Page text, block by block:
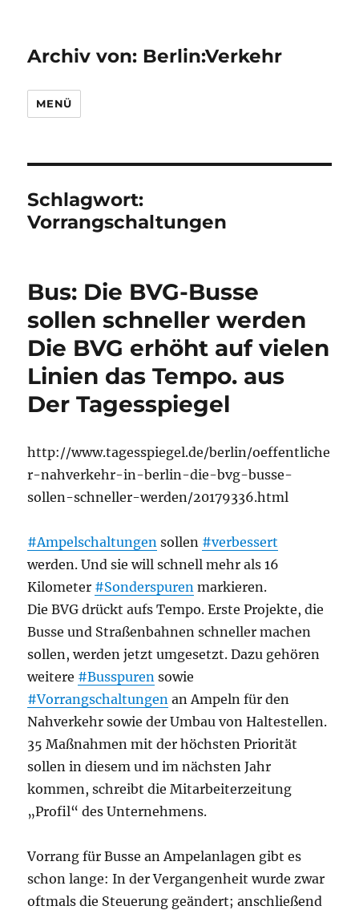
Archiv von: Berlin:Verkehr
MENÜ
Schlagwort:
Vorrangschaltungen
Bus: Die BVG-Busse
sollen schneller werden
Die BVG erhöht auf vielen
Linien das Tempo. aus
Der Tagesspiegel
http://www.tagesspiegel.de/berlin/oeffentliche
r-nahverkehr-in-berlin-die-bvg-busse-
sollen-schneller-werden/20179336.html
#Ampelschaltungen sollen #verbessert
werden. Und sie will schnell mehr als 16
Kilometer #Sonderspuren markieren.
Die BVG drückt aufs Tempo. Erste Projekte, die
Busse und Straßenbahnen schneller machen
sollen, werden jetzt umgesetzt. Dazu gehören
weitere #Busspuren sowie
#Vorrangschaltungen an Ampeln für den
Nahverkehr sowie der Umbau von Haltestellen.
35 Maßnahmen mit der höchsten Priorität
sollen in diesem und im nächsten Jahr
kommen, schreibt die Mitarbeiterzeitung
„Profil“ des Unternehmens.
Vorrang für Busse an Ampelanlagen gibt es
schon lange: In der Vergangenheit wurde zwar
oftmals die Steuerung geändert; anschließend